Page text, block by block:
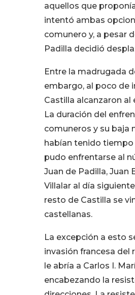
aquellos que
intentó ambas
comunero y, a pesar
Padilla decidió
Entre la madrugada
embargo, al poco de
Castilla alcanzaron
La duración del
comuneros y su baja
habían tenido tiempo
pudo enfrentarse al
Juan de Padilla, Juan
Villalar al día
resto de Castilla se
castellanas.
La excepción a esto
invasión francesa del
le abría a Carlos I.
encabezando la